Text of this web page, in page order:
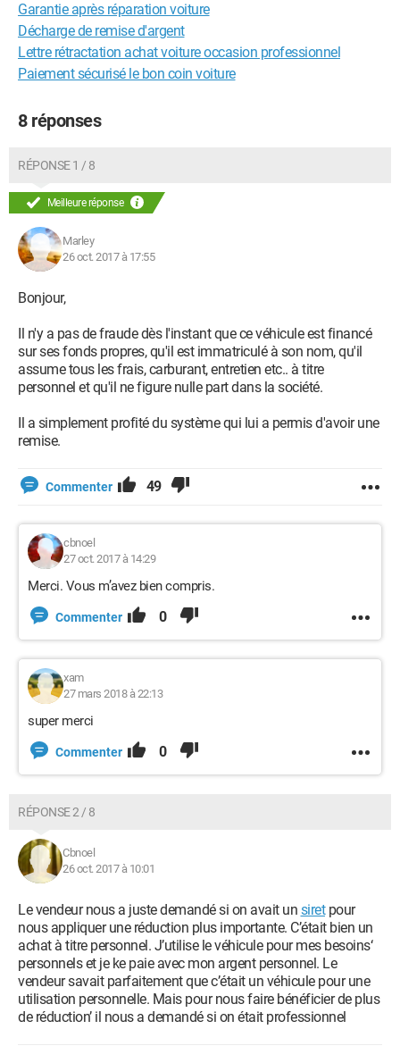
Garantie après réparation voiture
Décharge de remise d'argent
Lettre rétractation achat voiture occasion professionnel
Paiement sécurisé le bon coin voiture
8 réponses
RÉPONSE 1 / 8
Meilleure réponse
Marley
26 oct. 2017 à 17:55
Bonjour,
Il n'y a pas de fraude dès l'instant que ce véhicule est financé
sur ses fonds propres, qu'il est immatriculé à son nom, qu'il
assume tous les frais, carburant, entretien etc.. à titre
personnel et qu'il ne figure nulle part dans la société.
Il a simplement profité du système qui lui a permis d'avoir une
remise.
Commenter 49
cbnoel
27 oct. 2017 à 14:29
Merci. Vous m’avez bien compris.
Commenter 0
xam
27 mars 2018 à 22:13
super merci
Commenter 0
RÉPONSE 2 / 8
Cbnoel
26 oct. 2017 à 10:01
Le vendeur nous a juste demandé si on avait un siretpour
nous appliquer une réduction plus importante. C’était bien un
achat à titre personnel. J’utilise le véhicule pour mes besoins‘
personnels et je ke paie avec mon argent personnel. Le
vendeur savait parfaitement que c’était un véhicule pour une
utilisation personnelle. Mais pour nous faire bénéficier de plus
de réduction’ il nous a demandé si on était professionnel